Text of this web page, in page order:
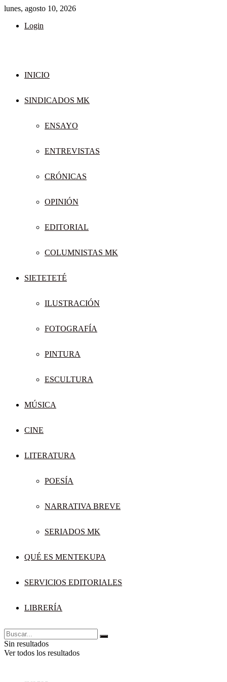
lunes, agosto 10, 2026
Login
INICIO
SINDICADOS MK
ENSAYO
ENTREVISTAS
CRÓNICAS
OPINIÓN
EDITORIAL
COLUMNISTAS MK
SIETETETÉ
ILUSTRACIÓN
FOTOGRAFÍA
PINTURA
ESCULTURA
MÚSICA
CINE
LITERATURA
POESÍA
NARRATIVA BREVE
SERIADOS MK
QUÉ ES MENTEKUPA
SERVICIOS EDITORIALES
LIBRERÍA
Sin resultados
Ver todos los resultados